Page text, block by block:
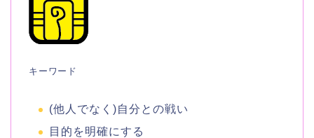
キーワード
(他人でなく)自分との戦い
目的を明確にする